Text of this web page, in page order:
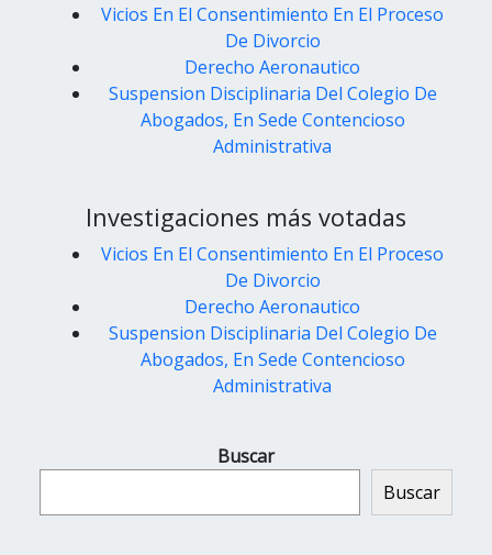
Vicios En El Consentimiento En El Proceso
De Divorcio
Derecho Aeronautico
Suspension Disciplinaria Del Colegio De
Abogados, En Sede Contencioso
Administrativa
Investigaciones más votadas
Vicios En El Consentimiento En El Proceso
De Divorcio
Derecho Aeronautico
Suspension Disciplinaria Del Colegio De
Abogados, En Sede Contencioso
Administrativa
Buscar
Buscar